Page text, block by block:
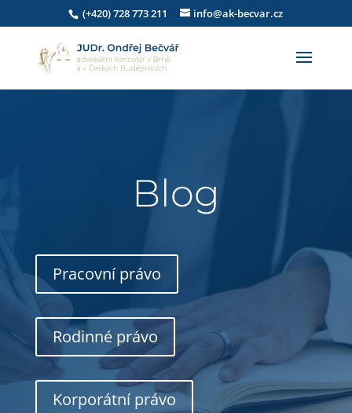
(+420) 728 773 211 info@ak-becvar.cz
Blog
Pracovní právo
Rodinné právo
Korporátní právo